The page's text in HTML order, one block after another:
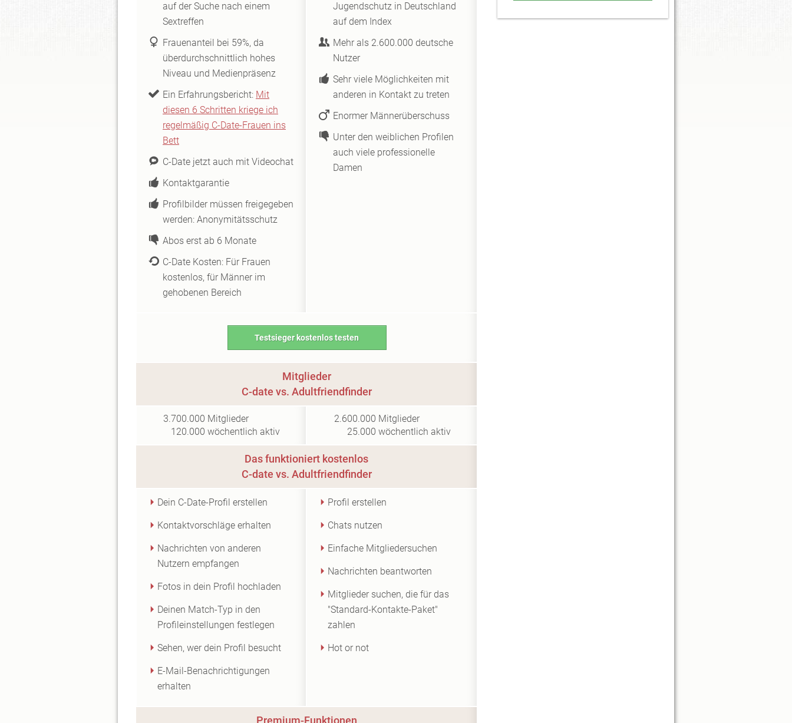
auf der Suche nach einem
Sextreffen
Frauenanteil bei 59%, da
überdurchschnittlich hohes
Niveau und Medienpräsenz
Ein Erfahrungsbericht: Mit
diesen 6 Schritten kriege ich
regelmäßig C-Date-Frauen ins
Bett
C-Date jetzt auch mit Videochat
Kontaktgarantie
Profilbilder müssen freigegeben
werden: Anonymitätsschutz
Abos erst ab 6 Monate
C-Date Kosten: Für Frauen
kostenlos, für Männer im
gehobenen Bereich
Jugendschutz in Deutschland
auf dem Index
Mehr als 2.600.000 deutsche
Nutzer
Sehr viele Möglichkeiten mit
anderen in Kontakt zu treten
Enormer Männerüberschuss
Unter den weiblichen Profilen
auch viele professionelle
Damen
Testsieger kostenlos testen
Mitglieder
C-date vs. Adultfriendfinder
3.700.000 Mitglieder
120.000wöchentlich aktiv
2.600.000 Mitglieder
25.000 wöchentlich aktiv
Das funktioniert kostenlos
C-date vs. Adultfriendfinder
Dein C-Date-Profil erstellen
Kontaktvorschläge erhalten
Nachrichten von anderen
Nutzern empfangen
Fotos in dein Profil hochladen
Deinen Match-Typ in den
Profileinstellungen festlegen
Sehen, wer dein Profil besucht
E-Mail-Benachrichtigungen
erhalten
Profil erstellen
Chats nutzen
Einfache Mitgliedersuchen
Nachrichten beantworten
Mitglieder suchen, die für das
"Standard-Kontakte-Paket"
zahlen
Hot or not
Premium-Funktionen